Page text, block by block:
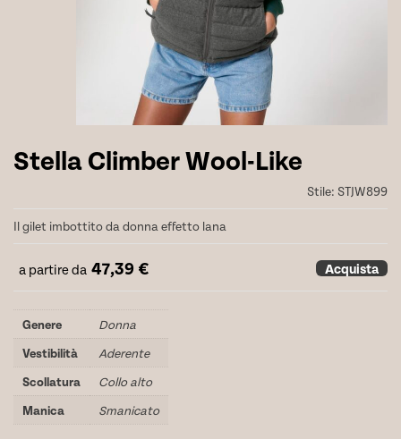
Stella Climber Wool-Like
Stile: STJW899
Il gilet imbottito da donna effetto lana
a partire da 47,39 € Acquista
Genere
Donna
Vestibilità
Aderente
Scollatura
Collo alto
Manica
Smanicato